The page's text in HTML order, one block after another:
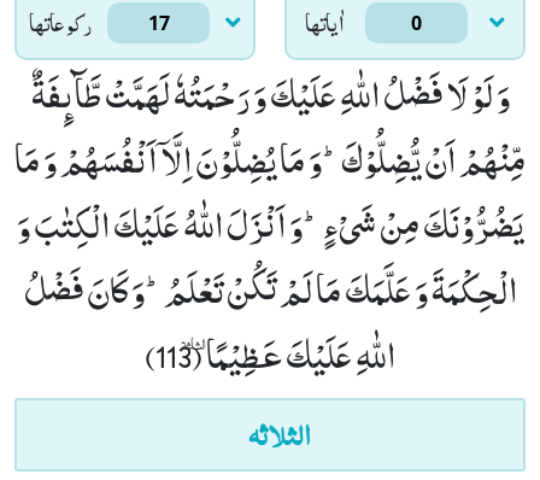
ركوعاتها 17 اٰياتها 0
وَ لَوْ لَا فَضْلُ اللّٰهِ عَلَیْكَ وَ رَحْمَتُهٗ لَهَمَّتْ طَّآىٕفَةٌ
مِّنْهُمْ اَنْ یُّضِلُّوْكَؕ-وَ مَا یُضِلُّوْنَ اِلَّاۤ اَنْفُسَهُمْ وَ مَا
یَضُرُّوْنَكَ مِنْ شَیْءٍؕ-وَ اَنْزَلَ اللّٰهُ عَلَیْكَ الْكِتٰبَ وَ
الْحِكْمَةَ وَ عَلَّمَكَ مَا لَمْ تَكُنْ تَعْلَمُؕ-وَ كَانَ فَضْلُ
اللّٰهِ عَلَیْكَ عَظِیْمًاٝ (113)
الثلاثہ